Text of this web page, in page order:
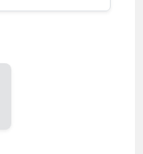
Çorum
Diyarbakır